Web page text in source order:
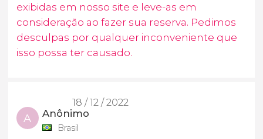
exibidas em nosso site e leve-as em
consideração ao fazer sua reserva. Pedimos
desculpas por qualquer inconveniente que
isso possa ter causado.
18 / 12 / 2022
A Anônimo
Brasil